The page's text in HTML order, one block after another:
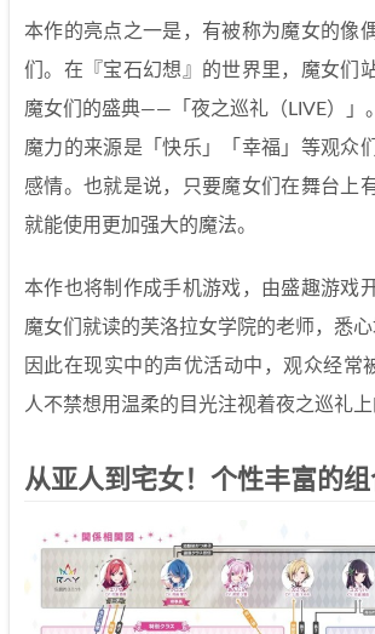
本作的亮点之一是，有被称为魔女的像
们。在『宝石幻想』的世界里，魔女们
魔女们的盛典——「夜之巡礼（LIVE）」。
魔力的来源是「快乐」「幸福」等观众
感情。也就是说，只要魔女们在舞台上
就能使用更加强大的魔法。
本作也将制作成手机游戏，由盛趣游戏
魔女们就读的芙洛拉女学院的老师，悉心
因此在现实中的声优活动中，观众经常
人不禁想用温柔的目光注视着夜之巡礼上
从亚人到宅女！个性丰富的组